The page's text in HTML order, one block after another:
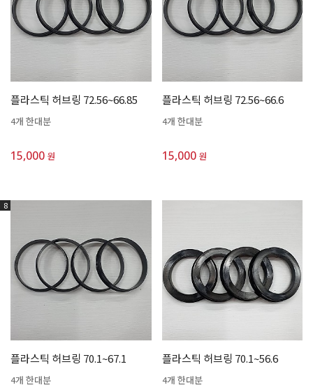
플라스틱 허브링 72.56~66.85
4개 한대분
15,000 원
플라스틱 허브링 72.56~66.6
4개 한대분
15,000 원
8
플라스틱 허브링 70.1~67.1
4개 한대분
플라스틱 허브링 70.1~56.6
4개 한대분